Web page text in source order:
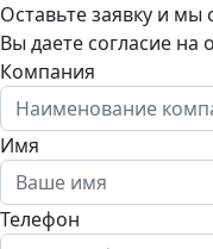
Оставьте заявку и
Вы даете согласие на
Компания
Имя
Телефон